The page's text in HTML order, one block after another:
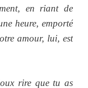
en riant de
heure, emporté
amour, lui, est
rire que tu as